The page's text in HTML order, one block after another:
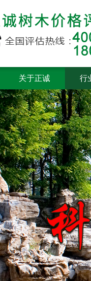
关于正诚 行